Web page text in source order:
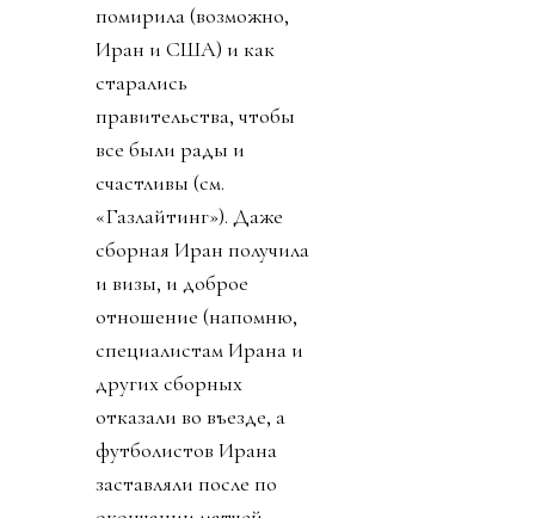
помирила (возможно,
Иран и США) и как
старались
правительства, чтобы
все были рады и
счастливы (см.
«Газлайтинг»). Даже
сборная Иран получила
и визы, и доброе
отношение (напомню,
специалистам Ирана и
других сборных
отказали во въезде, а
футболистов Ирана
заставляли после по